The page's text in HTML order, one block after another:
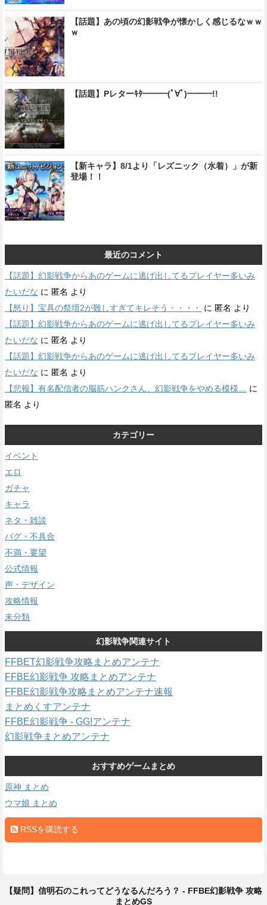
【話題】あの頃の幻影戦争が懐かしく感じるなｗｗ
ｗ
【話題】Pレターｷﾀ━━━(ﾟ∀ﾟ)━━━!!
【新キャラ】8/1より「レズニック（水着）」が新
登場！！
最近のコメント
【話題】幻影戦争からあのゲームに逃げ出してるプレイヤー多いみ
たいだな に 匿名 より
【怒り】宝具の祭壇2が難しすぎてキレそう・・・・
に 匿名 より
【話題】幻影戦争からあのゲームに逃げ出してるプレイヤー多いみ
たいだな に 匿名 より
【話題】幻影戦争からあのゲームに逃げ出してるプレイヤー多いみ
たいだな に 匿名 より
【悲報】有名配信者の脳筋ハンクさん、幻影戦争をやめる模様… に
匿名 より
カテゴリー
イベント
エロ
ガチャ
キャラ
ネタ・雑談
バグ・不具合
不満・要望
公式情報
声・デザイン
攻略情報
未分類
幻影戦争関連サイト
FFBET幻影戦争攻略まとめアンテナ
FFBE幻影戦争 攻略まとめアンテナ
FFBE幻影戦争攻略まとめアンテナ速報
まとめくすアンテナ
FFBE幻影戦争 - GG!アンテナ
幻影戦争まとめアンテナ
おすすめゲームまとめ
原神 まとめ
ウマ娘 まとめ
RSSを購読する
【疑問】信明石のこれってどうなるんだろう？ - FFBE幻影戦争 攻略
まとめGS